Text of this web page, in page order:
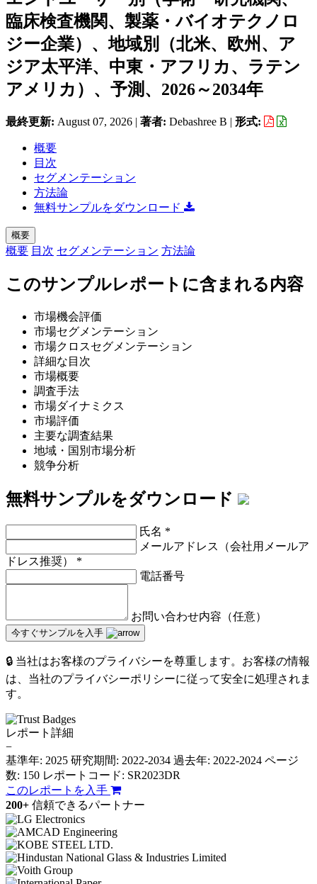
臨床検査機関、製薬・バイオテクノロ
ジー企業）、地域別（北米、欧州、ア
ジア太平洋、中東・アフリカ、ラテン
アメリカ）、予測、2026～2034年
最終更新: August 07, 2026 | 著者: Debashree B | 形式:
概要
目次
セグメンテーション
方法論
無料サンプルをダウンロード
概要
概要 目次 セグメンテーション 方法論
このサンプルレポートに含まれる内容
市場機会評価
市場セグメンテーション
市場クロスセグメンテーション
詳細な目次
市場概要
調査手法
市場ダイナミクス
市場評価
主要な調査結果
地域・国別市場分析
競争分析
無料サンプルをダウンロード
氏名 *
メールアドレス（会社用メールア
ドレス推奨） *
電話番号
お問い合わせ内容（任意）
今すぐサンプルを入手
🔒 当社はお客様のプライバシーを尊重します。お客様の情報
は、当社のプライバシーポリシーに従って安全に処理されま
す。
レポート詳細
−
基準年: 2025 研究期間: 2022-2034 過去年: 2022-2024 ページ
数: 150 レポートコード: SR2023DR
このレポートを入手
200+ 信頼できるパートナー